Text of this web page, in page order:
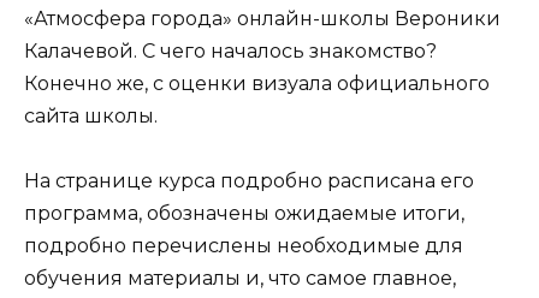
«Атмосфера города» онлайн-школы Вероники
Калачевой. С чего началось знакомство?
Конечно же, с оценки визуала официального
сайта школы.
На странице курса подробно расписана его
программа, обозначены ожидаемые итоги,
подробно перечислены необходимые для
обучения материалы и, что самое главное,